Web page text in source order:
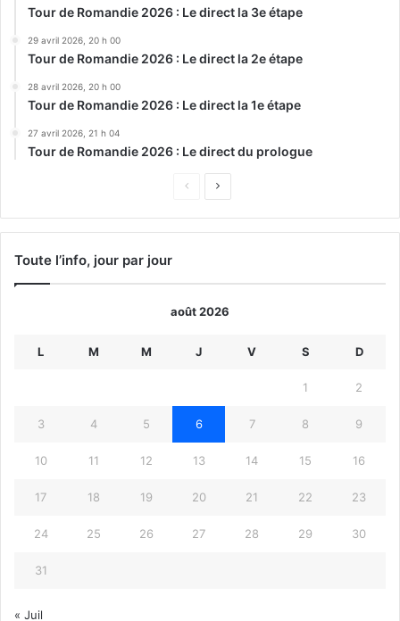
Tour de Romandie 2026 : Le direct la 3e étape
29 avril 2026, 20 h 00
Tour de Romandie 2026 : Le direct la 2e étape
28 avril 2026, 20 h 00
Tour de Romandie 2026 : Le direct la 1e étape
27 avril 2026, 21 h 04
Tour de Romandie 2026 : Le direct du prologue
Page
Page
Toute l’info, jour par jour
août 2026
L M M J V S D
1 2
3 4 5 6 7 8 9
10 11 12 13 14 15 16
17 18 19 20 21 22 23
24 25 26 27 28 29 30
31
« Juil